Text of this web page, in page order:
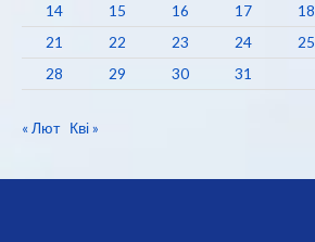
14
15 16 17 18
21
22 23 24 25
28
29 30 31
« Лют Кві »